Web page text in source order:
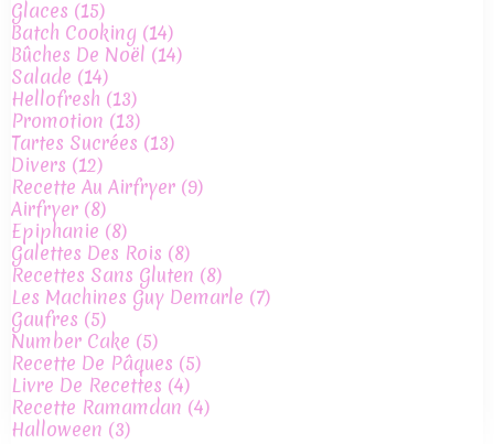
Glaces (15)
Batch Cooking (14)
Bûches De Noël (14)
Salade (14)
Hellofresh (13)
Promotion (13)
Tartes Sucrées (13)
Divers (12)
Recette Au Airfryer (9)
Airfryer (8)
Epiphanie (8)
Galettes Des Rois (8)
Recettes Sans Gluten (8)
Les Machines Guy Demarle (7)
Gaufres (5)
Number Cake (5)
Recette De Pâques (5)
Livre De Recettes (4)
Recette Ramamdan (4)
Halloween (3)